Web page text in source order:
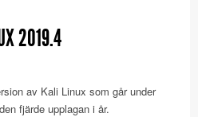
2019.4
av Kali Linux som går under
fjärde upplagan i år.